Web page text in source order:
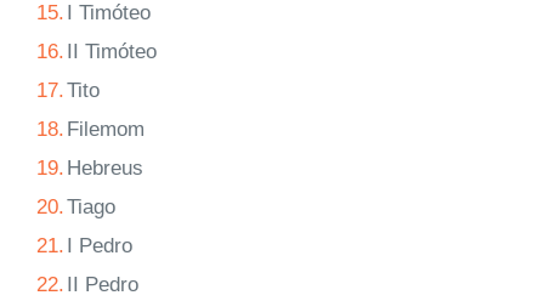
15. I Timóteo
16. II Timóteo
17.Tito
18. Filemom
19. Hebreus
20.Tiago
21. I Pedro
22. II Pedro